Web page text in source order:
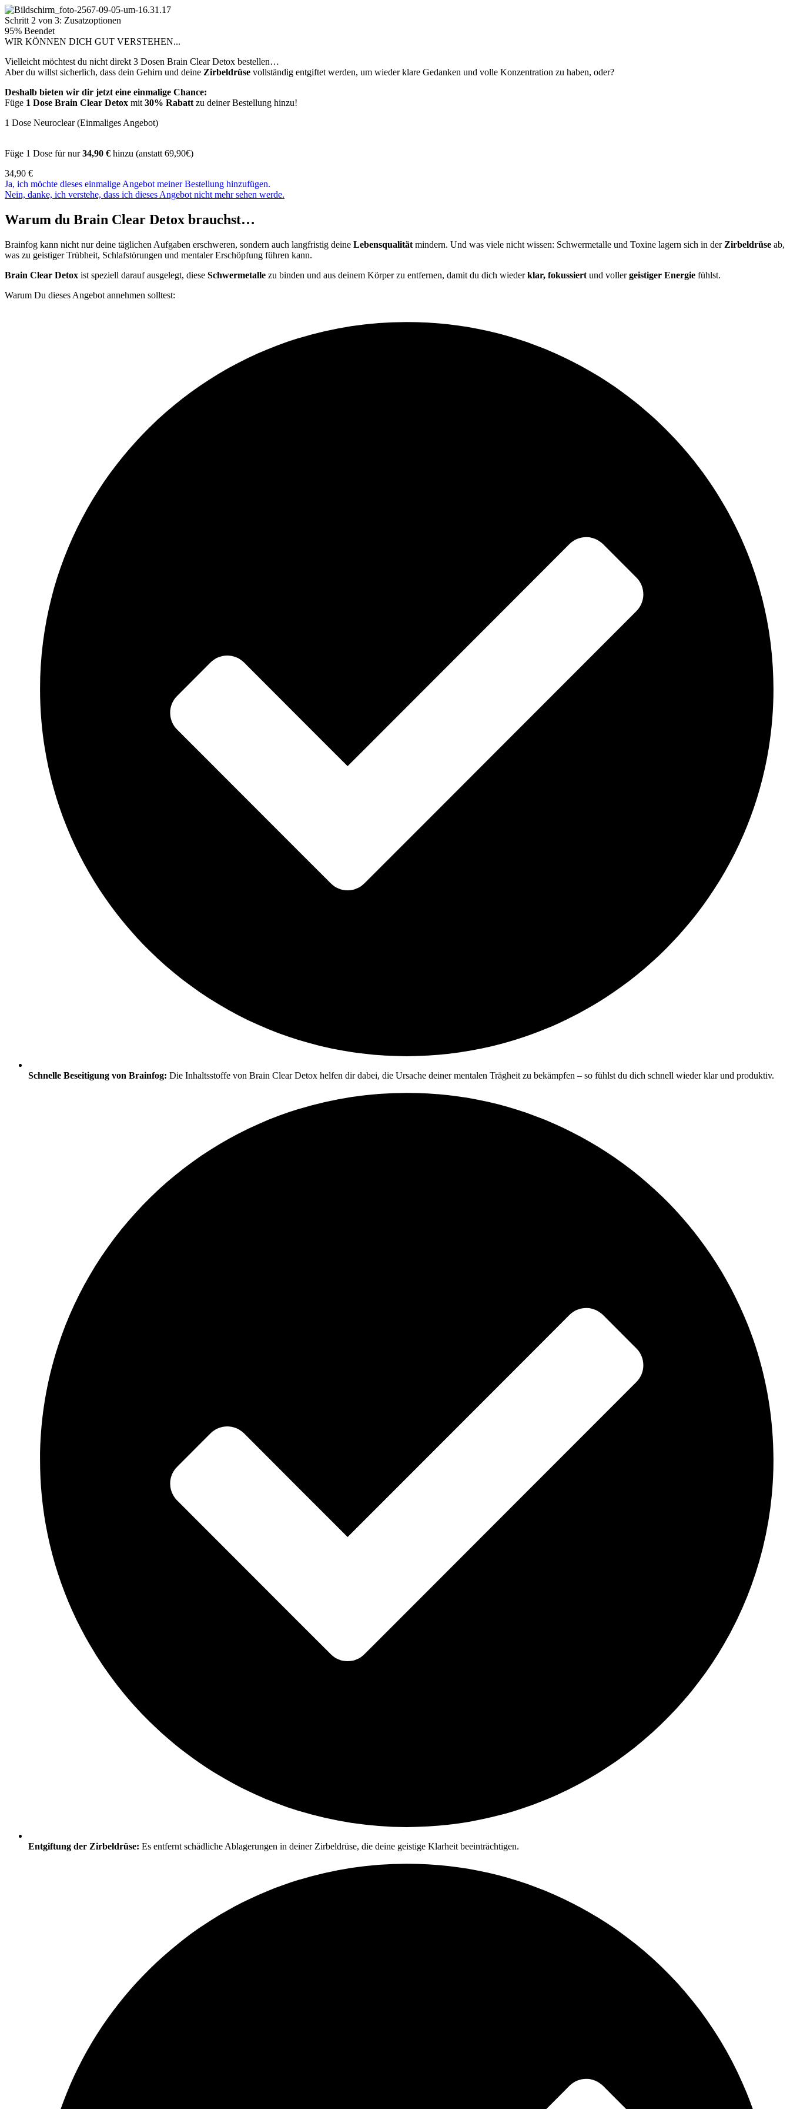
Schritt 2 von 3: Zusatzoptionen
95% Beendet
WIR KÖNNEN DICH GUT VERSTEHEN...
Vielleicht möchtest du nicht direkt 3 Dosen Brain Clear Detox bestellen…
Aber du willst sicherlich, dass dein Gehirn und deine Zirbeldrüse vollständig entgiftet werden, um wieder klare Gedanken und volle Konzentration zu haben, oder?
Deshalb bieten wir dir jetzt eine einmalige Chance:
Füge 1 Dose Brain Clear Detox mit 30% Rabatt zu deiner Bestellung hinzu!
1 Dose Neuroclear (Einmaliges Angebot)
Füge 1 Dose für nur34,90 € hinzu (anstatt 69,90€)
34,90 €
Ja, ich möchte dieses einmalige Angebot meiner Bestellung hinzufügen.
Nein, danke, ich verstehe, dass ich dieses Angebot nicht mehr sehen werde.
Warum du Brain Clear Detox brauchst…
Brainfog kann nicht nur deine täglichen Aufgaben erschweren, sondern auch langfristig deine Lebensqualität mindern. Und was viele nicht wissen: Schwermetalle und Toxine lagern sich in der Zirbeldrüse ab,
was zu geistiger Trübheit, Schlafstörungen und mentaler Erschöpfung führen kann.
Brain Clear Detox ist speziell darauf ausgelegt, diese Schwermetalle zu binden und aus deinem Körper zu entfernen, damit du dich wiederklar, fokussiert und vollergeistiger Energie fühlst.
Warum Du dieses Angebot annehmen solltest:
Schnelle Beseitigung von Brainfog: Die Inhaltsstoffe von Brain Clear Detox helfen dir dabei, die Ursache deiner mentalen Trägheit zu bekämpfen – so fühlst du dich schnell wieder klar und produktiv.
Entgiftung der Zirbeldrüse: Es entfernt schädliche Ablagerungen in deiner Zirbeldrüse, die deine geistige Klarheit beeinträchtigen.